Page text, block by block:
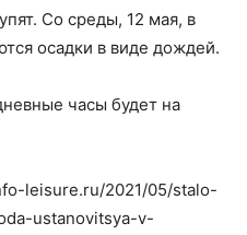
Со среды, 12 мая, в
осадки в виде дождей.
часы будет на
leisure.ru/2021/05/stalo-
ustanovitsya-v-